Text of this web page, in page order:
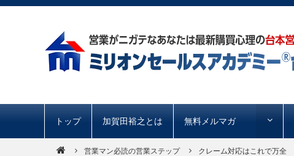
トップ 加賀田裕之とは 無料メルマガ
営業マン必読の営業ステップ クレーム対応はこれで万全